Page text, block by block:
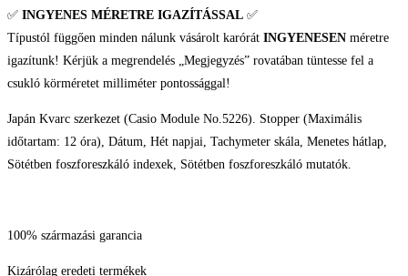
✅ INGYENES MÉRETRE IGAZÍTÁSSAL ✅
Típustól függően minden nálunk vásárolt karórát INGYENESEN méretre
igazítunk! Kérjük a megrendelés „Megjegyzés” rovatában tüntesse fel a
csukló körméretet milliméter pontossággal!
Japán Kvarc szerkezet (Casio Module No.5226). Stopper (Maximális
időtartam: 12 óra), Dátum, Hét napjai, Tachymeter skála, Menetes hátlap,
Sötétben foszforeszkáló indexek, Sötétben foszforeszkáló mutatók.
100% származási garancia
Kizárólag eredeti termékek